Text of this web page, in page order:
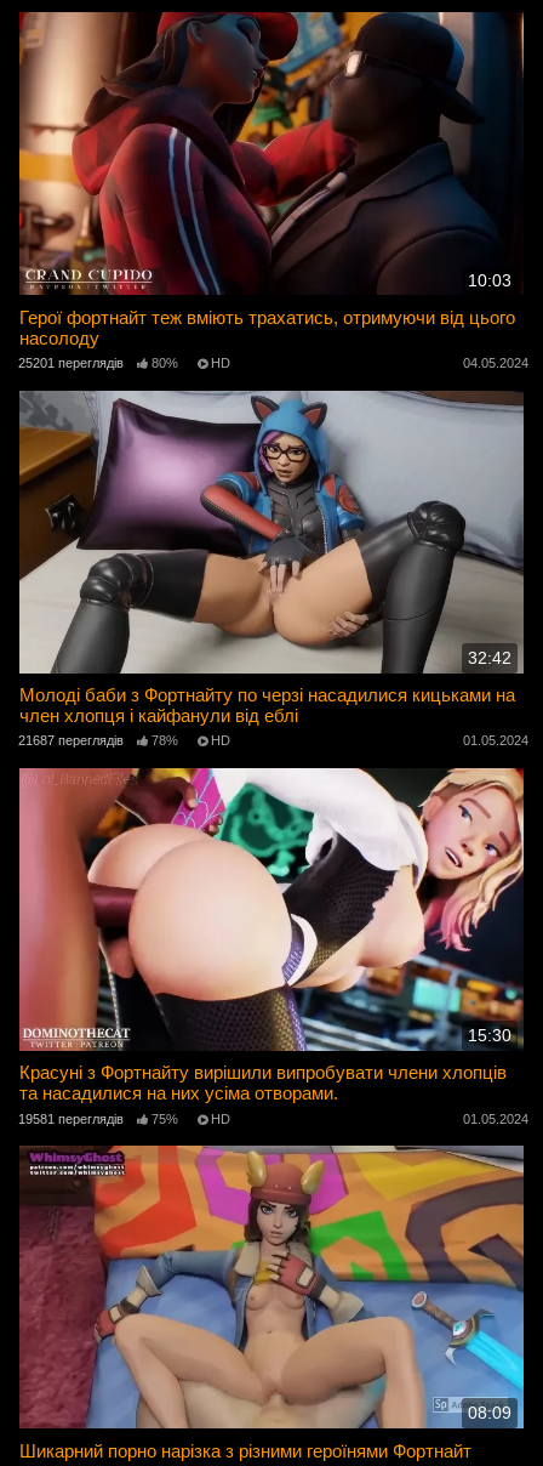
10:03
Герої фортнайт теж вміють трахатись, отримуючи від цього
насолоду
25201 переглядів 80% HD 04.05.2024
32:42
Молоді баби з Фортнайту по черзі насадилися кицьками на
член хлопця і кайфанули від еблі
21687 переглядів 78% HD 01.05.2024
15:30
Красуні з Фортнайту вирішили випробувати члени хлопців
та насадилися на них усіма отворами.
19581 переглядів 75% HD 01.05.2024
08:09
Шикарний порно нарізка з різними героїнями Фортнайт